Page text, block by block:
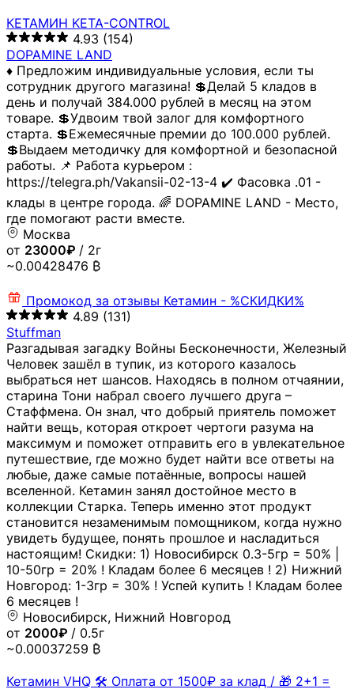
КЕТАМИН KETA-CONTROL
4.93 (154)
DOPAMINE LAND
♦️ Предложим индивидуальные условия, если ты
сотрудник другого магазина! 💲Делай 5 кладов в
день и получай 384.000 рублей в месяц на этом
товаре. 💲Удвоим твой залог для комфортного
старта. 💲Ежемесячные премии до 100.000 рублей.
💲Выдаем методичку для комфортной и безопасной
работы. 📌 Работа курьером :
https://telegra.ph/Vakansii-02-13-4 ✔️ Фасовка .01 -
клады в центре города. 🌈 DOPAMINE LAND - Место,
где помогают расти вместе.
Москва
от 23000₽ / 2г
~0.00428476 ₿
Промокод за отзывы Кетамин - %СКИДКИ%
4.89 (131)
Stuffman
Разгадывая загадку Войны Бесконечности, Железный
Человек зашёл в тупик, из которого казалось
выбраться нет шансов. Находясь в полном отчаянии,
старина Тони набрал своего лучшего друга –
Стаффмена. Он знал, что добрый приятель поможет
найти вещь, которая откроет чертоги разума на
максимум и поможет отправить его в увлекательное
путешествие, где можно будет найти все ответы на
любые, даже самые потаённые, вопросы нашей
вселенной. Кетамин занял достойное место в
коллекции Старка. Теперь именно этот продукт
становится незаменимым помощником, когда нужно
увидеть будущее, понять прошлое и насладиться
настоящим! Скидки: 1) Новосибирск 0.3-5гр = 50% |
10-50гр = 20% ! Кладам более 6 месяцев ! 2) Нижний
Новгород: 1-3гр = 30% ! Успей купить ! Кладам более
6 месяцев !
Новосибирск, Нижний Новгород
от 2000₽ / 0.5г
~0.00037259 ₿
Кетамин VHQ 🛠 Оплата от 1500₽ за клад / 🎁 2+1 =